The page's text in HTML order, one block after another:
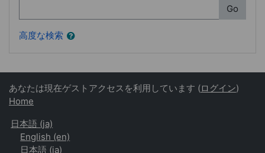
Go
高度な検索
あなたは現在ゲストアクセスを利用しています (ログイン)
Home
日本語 ‎(ja)‎
English ‎(en)‎
日本語 ‎(ja)‎